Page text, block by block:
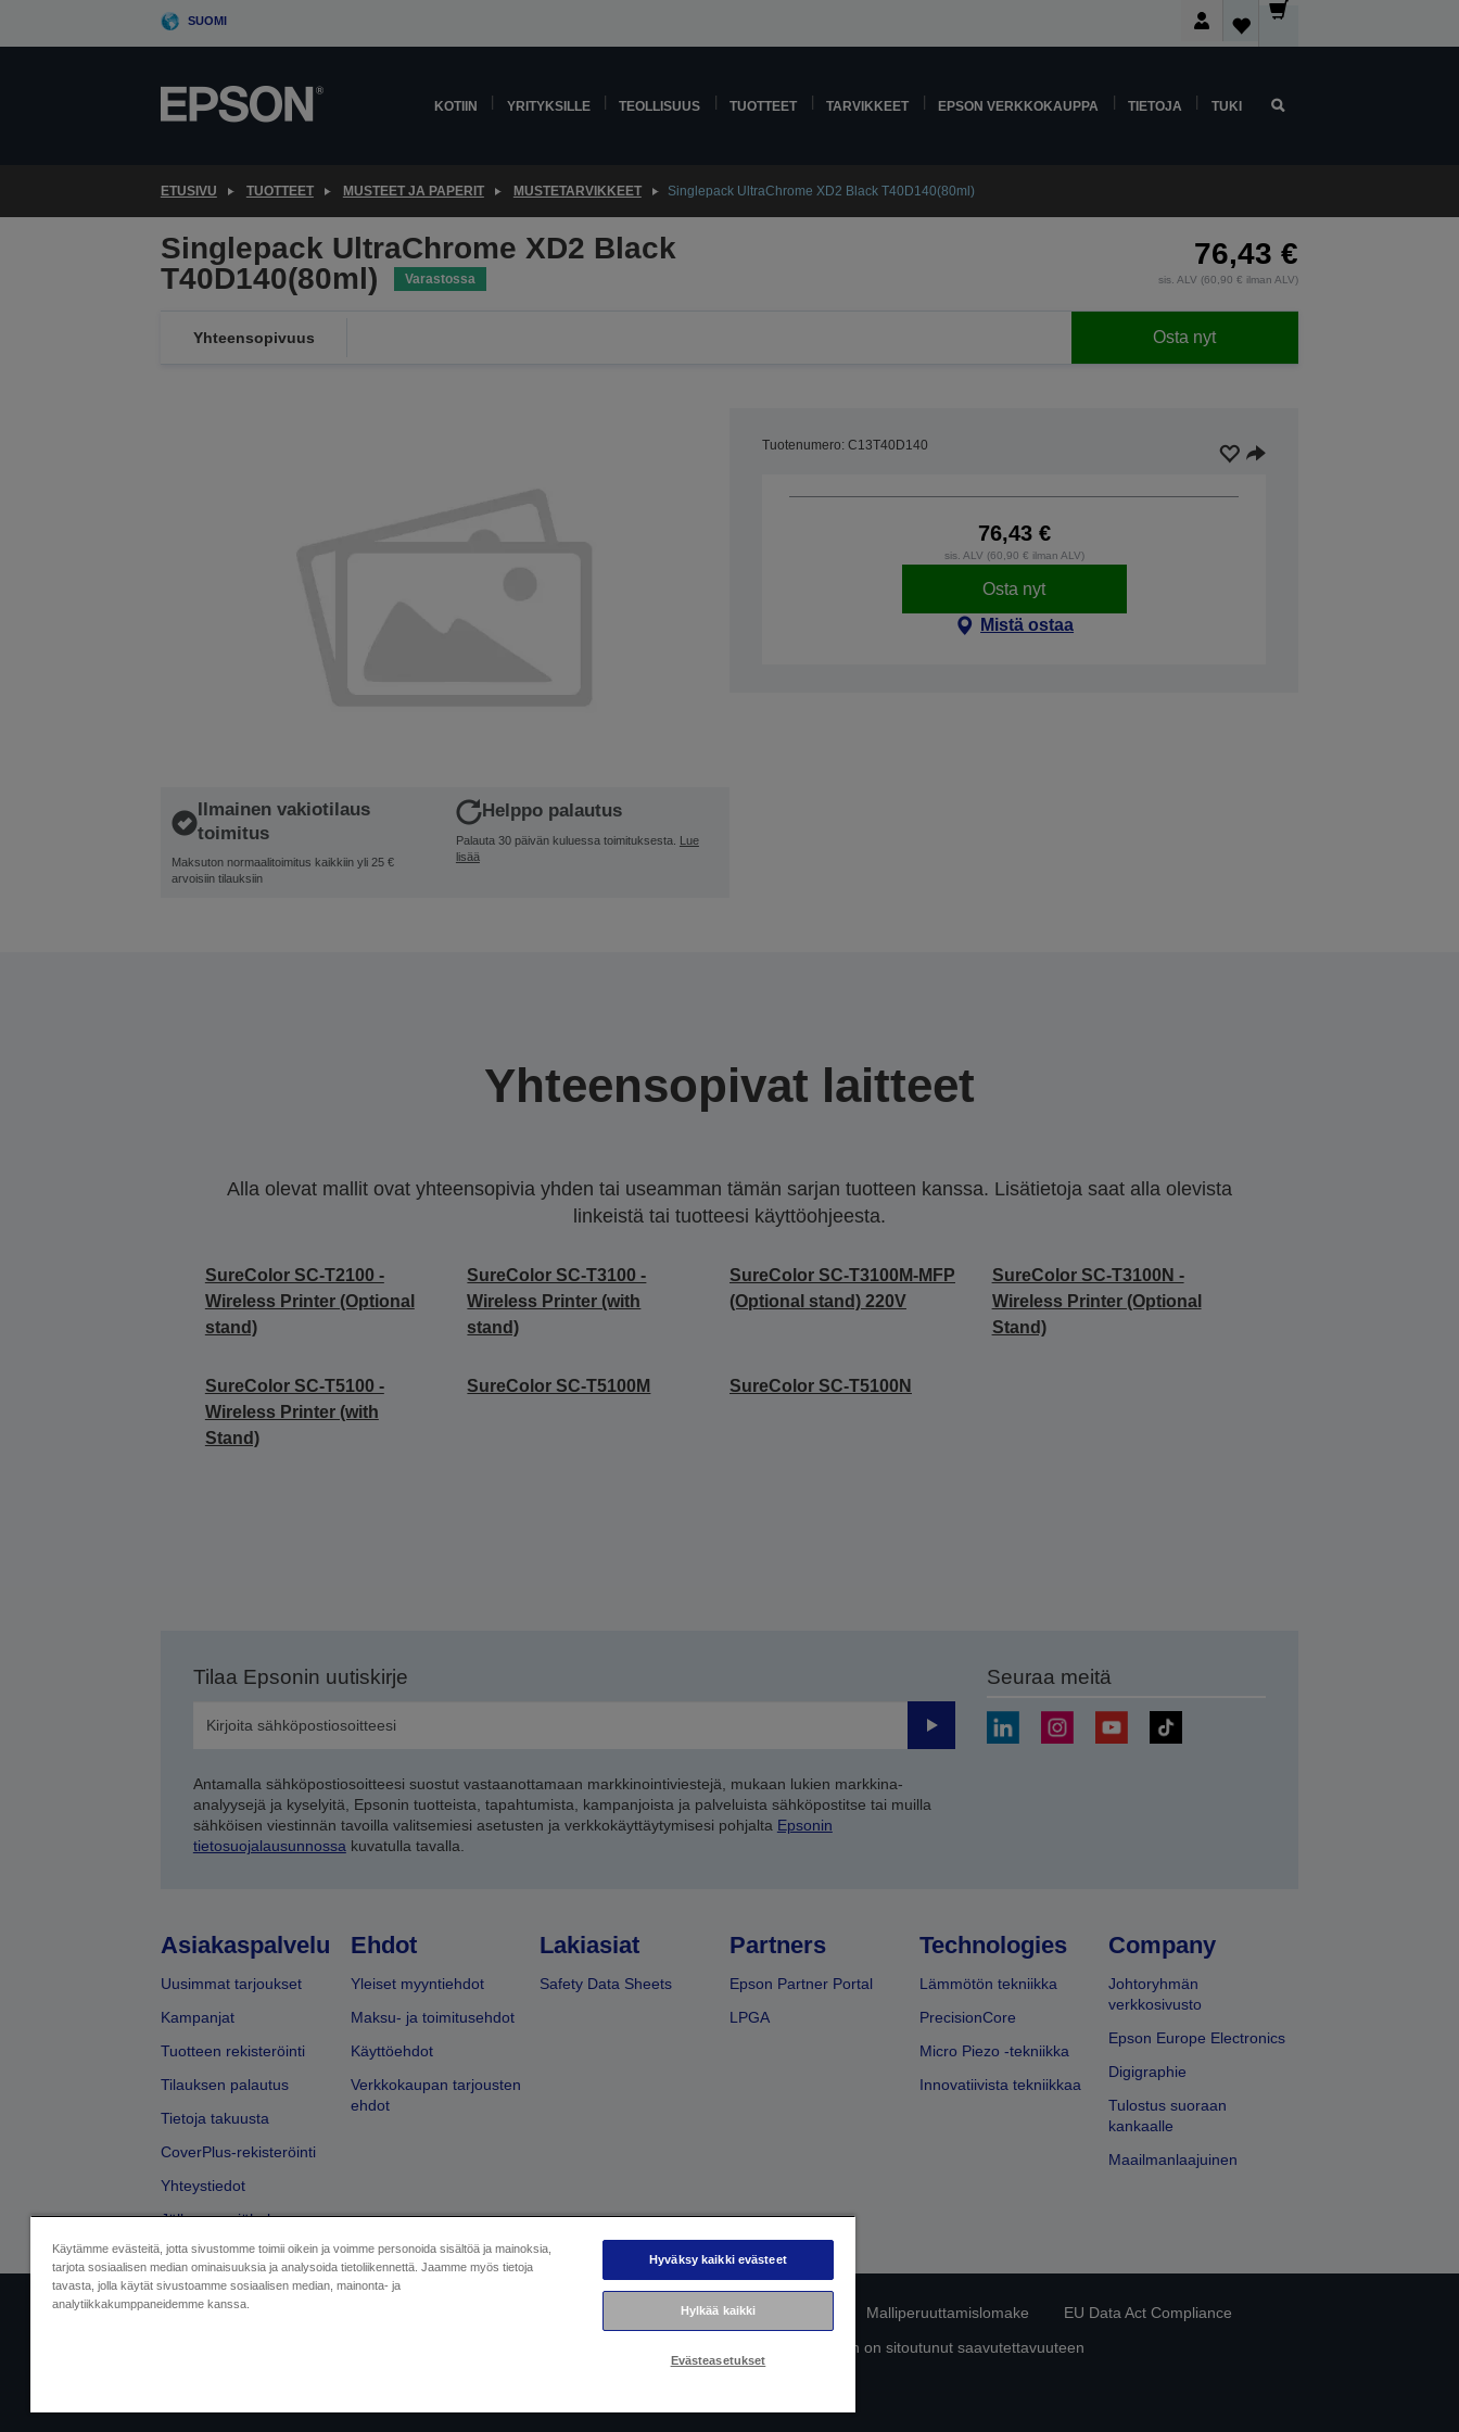
SUOMI
KOTIIN YRITYKSILLE TEOLLISUUS TUOTTEET TARVIKKEET EPSON VERKKOKAUPPA TIETOJA TUKI
ETUSIVU TUOTTEET MUSTEET JA PAPERIT MUSTETARVIKKEET Singlepack UltraChrome XD2 Black T40D140(80ml)
Singlepack UltraChrome XD2 Black
T40D140(80ml)
Varastossa
76,43 €
sis. ALV (60,90 € ilman ALV)
Yhteensopivuus Osta nyt
Ilmainen vakiotilaus
toimitus
Maksuton normaalitoimitus kaikkiin yli 25 €
arvoisiin tilauksiin
Helppo palautus
Palauta 30 päivän kuluessa toimituksesta. Lue
lisää
Tuotenumero: C13T40D140
76,43 €
sis. ALV (60,90 € ilman ALV)
Osta nyt
Mistä ostaa
Yhteensopivat laitteet
Alla olevat mallit ovat yhteensopivia yhden tai useamman tämän sarjan tuotteen kanssa. Lisätietoja saat alla olevista
linkeistä tai tuotteesi käyttöohjeesta.
SureColor SC-T2100 -
Wireless Printer (Optional
stand)
SureColor SC-T3100 -
Wireless Printer (with
stand)
SureColor SC-T3100M-MFP
(Optional stand) 220V
SureColor SC-T3100N -
Wireless Printer (Optional
Stand)
SureColor SC-T5100 -
Wireless Printer (with
Stand)
SureColor SC-T5100M SureColor SC-T5100N
Tilaa Epsonin uutiskirje
Lähetä
Antamalla sähköpostiosoitteesi suostut vastaanottamaan markkinointiviestejä, mukaan lukien markkina-
analyysejä ja kyselyitä, Epsonin tuotteista, tapahtumista, kampanjoista ja palveluista sähköpostitse tai muilla
sähköisen viestinnän tavoilla valitsemiesi asetusten ja verkkokäyttäytymisesi pohjalta Epsonin
tietosuojalausunnossa kuvatulla tavalla.
Seuraa meitä
Asiakaspalvelu
Uusimmat tarjoukset
Kampanjat
Tuotteen rekisteröinti
Tilauksen palautus
Tietoja takuusta
CoverPlus-rekisteröinti
Yhteystiedot
Jälleenmyyjähaku
Ehdot
Yleiset myyntiehdot
Maksu- ja toimitusehdot
Käyttöehdot
Verkkokaupan tarjousten
ehdot
Lakiasiat
Safety Data Sheets
Partners
Epson Partner Portal
LPGA
Technologies
Lämmötön tekniikka
PrecisionCore
Micro Piezo -tekniikka
Innovatiivista tekniikkaa
Company
Johtoryhmän
verkkosivusto
Epson Europe Electronics
Digigraphie
Tulostus suoraan
kankaalle
Maailmanlaajuinen
Yritystiedot Tietosuojailmoitus Malliperuuttamislomake
EU Data Act Compliance
Epson on sitoutunut saavutettavuuteen
Käytämme evästeitä, jotta sivustomme toimii oikein ja voimme personoida sisältöä ja mainoksia,
tarjota sosiaalisen median ominaisuuksia ja analysoida tietoliikennettä. Jaamme myös tietoja
tavasta, jolla käytät sivustoamme sosiaalisen median, mainonta- ja
analytiikkakumppaneidemme kanssa.
Hyväksy kaikki evästeet
Hylkää kaikki
Evästeasetukset